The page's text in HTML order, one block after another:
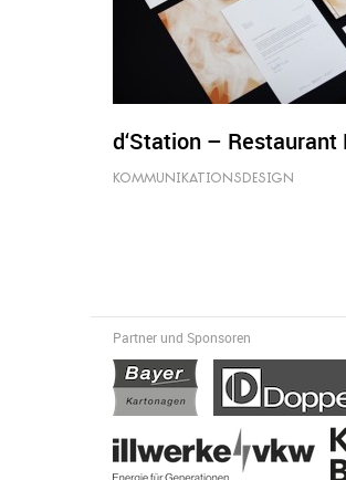
d‘Station – Restaurant
KOMMUNIKATIONSDESIGN
Partner und Sponsoren